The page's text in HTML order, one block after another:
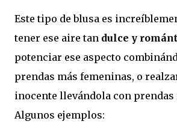
Este tipo de blusa es
tener ese aire tan dulce y
potenciar ese aspecto
prendas más femeninas, o
inocente llevándola con prendas
Algunos ejemplos: